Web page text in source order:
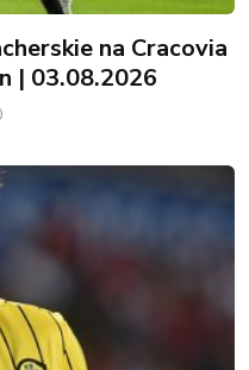
na Cracovia
| 03.08.2026